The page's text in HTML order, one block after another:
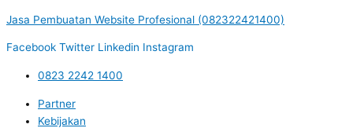
ke
konten
Jasa Pembuatan Website Profesional (082322421400)
Facebook Twitter Linkedin Instagram
0823 2242 1400
Partner
Kebijakan
navigation